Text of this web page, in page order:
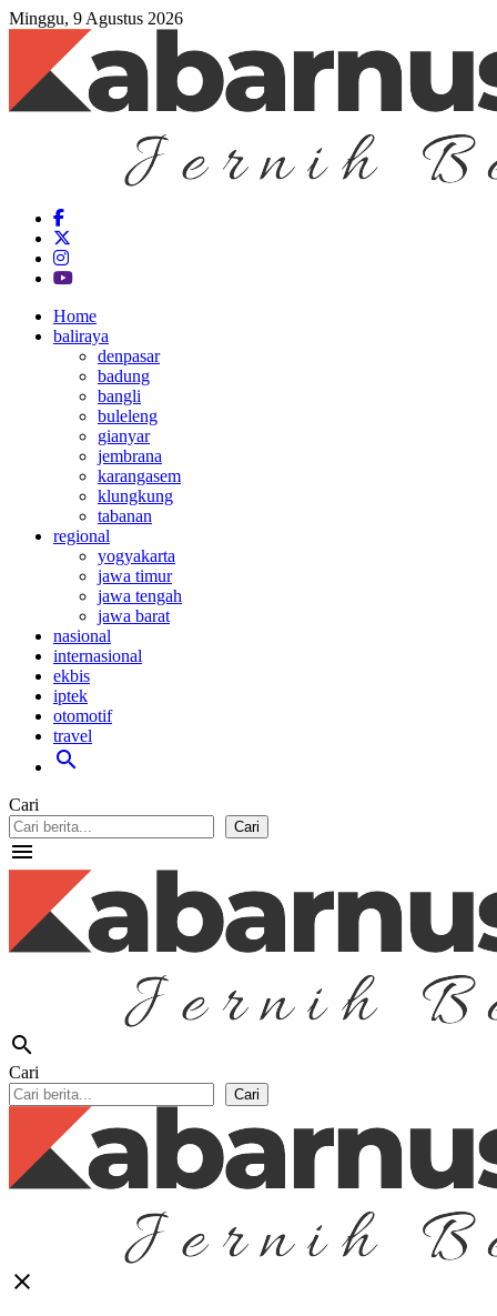
Minggu, 9 Agustus 2026
Home
baliraya
denpasar
badung
bangli
buleleng
gianyar
jembrana
karangasem
klungkung
tabanan
regional
yogyakarta
jawa timur
jawa tengah
jawa barat
nasional
internasional
ekbis
iptek
otomotif
travel
search
Cari
Cari
menu
search
Cari
Cari
close